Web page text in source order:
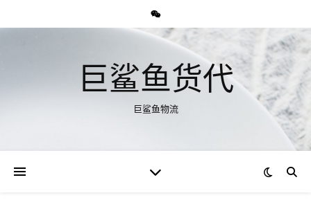
巨鲨鱼货代
巨鲨鱼物流